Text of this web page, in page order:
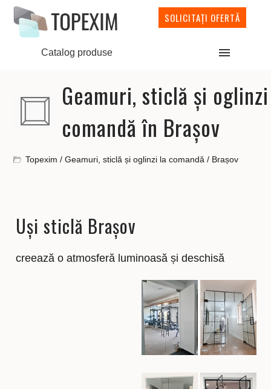
SOLICITAȚI OFERTĂ
Catalog produse
Geamuri, sticlă și
comandă în Brașov
Topexim /Geamuri, sticlă și oglinzi la comandă / Brașov
Uși sticlă Brașov
creează o atmosferă luminoasă și deschisă